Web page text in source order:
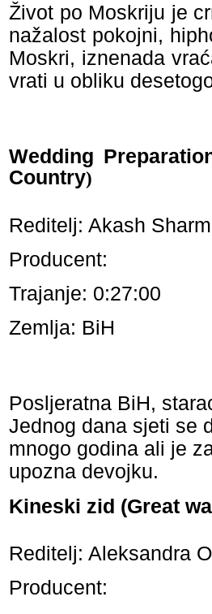
Život po Moskriju je
nažalost pokojni,
Moskri, iznenada
vrati u obliku
Wedding
Country)
Reditelj: Akash
Producent:
Trajanje: 0:27:00
Zemlja: BiH
Posljeratna BiH,
Jednog dana sjeti se
mnogo godina ali je
upozna devojku.
Kineski zid (Great
Reditelj: Aleksandra
Producent: